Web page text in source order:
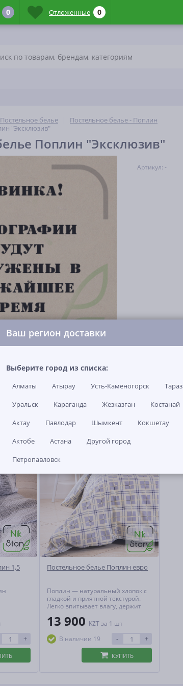
Постельное белье
Постельное белье - Поплин
"Эксклюзив"
Поплин "Эксклюзив"
Артикул: -
И ВОПРОСЫ
1,5
+
Постельное белье Поплин евро
Поплин — натуральный хлопок с
гладкой и приятной текстурой.
Легко впитывает влагу, держит
создавая идеальный
гипоаллергенен и не теряет
форму даже при активной
эксплуатации.
13 900 KZTза 1 шт
В наличии 19
- +
КУПИТЬ
Ваш регион доставки
Выберите город из списка:
Алматы Атырау Усть-Каменогорск
Тараз
Уральск
Караганда Жезказган
Костанай
Актау
Павлодар Шымкент
Кокшетау
Актобе
Астана
Другой город
Петропавловск
0 Отложенные 0